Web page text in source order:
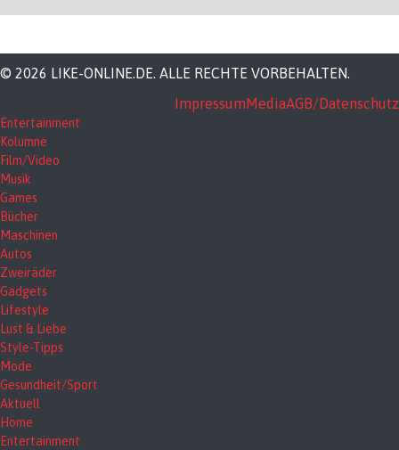
© 2026 LIKE-ONLINE.DE. ALLE RECHTE VORBEHALTEN.
ImpressumMediaAGB/Datenschutz
Entertainment
Kolumne
Film/Video
Musik
Games
Bücher
Maschinen
Autos
Zweiräder
Gadgets
Lifestyle
Lust & Liebe
Style-Tipps
Mode
Gesundheit/Sport
Aktuell
Home
Entertainment